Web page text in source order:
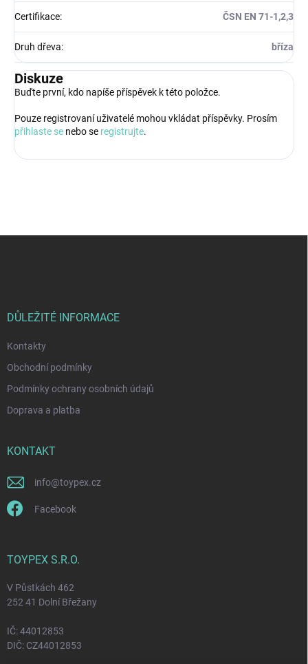
Certifikace: ČSN EN 71-1,2,3
Druh dřeva: bříza
Diskuze
Buďte první, kdo napíše příspěvek k této položce.
Pouze registrovaní uživatelé mohou vkládat příspěvky. Prosím
přihlaste se nebo se registrujte.
DŮLEŽITÉ INFORMACE
Kontakty
Obchodní podmínky
Podmínky ochrany osobních údajů
Doprava a platba
KONTAKT
info@toypex.cz
Facebook
TOYPEX S.R.O.
V Půstkách 462
252 41 Dolní Břežany
IČ: 44012853
DIČ: CZ44012853